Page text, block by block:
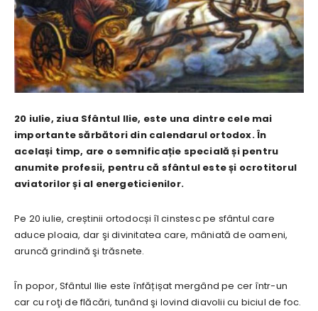
20 iulie, ziua Sfântul Ilie, este una dintre cele mai
importante sărbători din calendarul ortodox. În
același timp, are o semnificație specială și pentru
anumite profesii, pentru că sfântul este și ocrotitorul
aviatorilor și al energeticienilor.
Pe 20 iulie, creștinii ortodocși îl cinstesc pe sfântul care
aduce ploaia, dar şi divinitatea care, mâniată de oameni,
aruncă grindină şi trăsnete.
În popor, Sfântul Ilie este înfățișat mergând pe cer într-un
car cu roţi de flăcări, tunând şi lovind diavolii cu biciul de foc.